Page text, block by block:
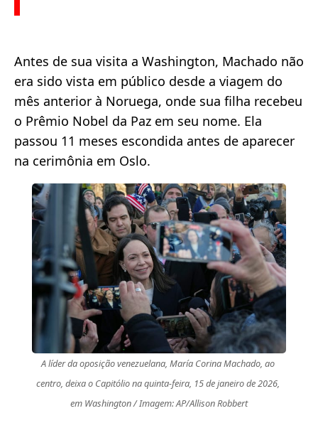
Antes de sua visita a Washington, Machado não
era sido vista em público desde a viagem do
mês anterior à Noruega, onde sua filha recebeu
o Prêmio Nobel da Paz em seu nome. Ela
passou 11 meses escondida antes de aparecer
na cerimônia em Oslo.
A líder da oposição venezuelana, María Corina Machado, ao
centro, deixa o Capitólio na quinta-feira, 15 de janeiro de 2026,
em Washington / Imagem: AP/Allison Robbert